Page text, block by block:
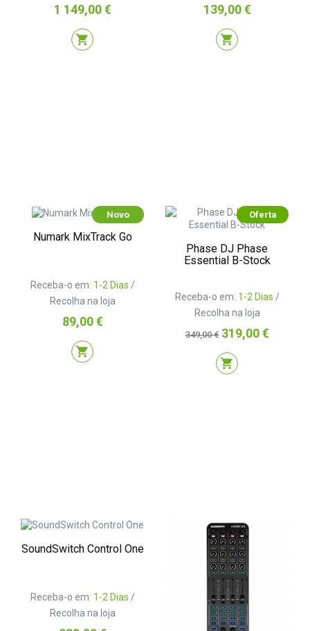
Preço
1 149,00 €
shopping_cart
Preço
139,00 €
shopping_cart
Novo
Numark MixTrack Go
Receba-o em: 1-2 Dias /
Recolha na loja
Preço
89,00 €
shopping_cart
Oferta
Phase DJ Phase
Essential B-Stock
Receba-o em: 1-2 Dias /
Recolha na loja
Preço
normal
349,00 € Preço
319,00 €
shopping_cart
SoundSwitch Control One
Receba-o em: 1-2 Dias /
Recolha na loja